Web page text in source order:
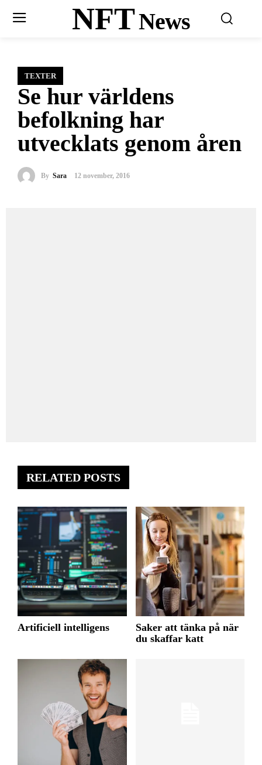
NFTNews
TEXTER
Se hur världens
befolkning har
utvecklats genom åren
By Sara 12 november, 2016
RELATED POSTS
Artificiell intelligens
Saker att tänka på när
du skaffar katt